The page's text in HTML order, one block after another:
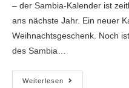
– der Sambia-Kalender ist
ans nächste Jahr. Ein neuer
Weihnachtsgeschenk. Noch
des Sambia…
Weiterlesen